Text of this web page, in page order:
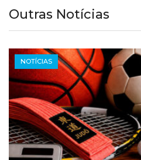
Outras Notícias
NOTÍCIAS